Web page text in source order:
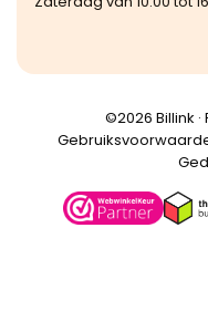
©️2026 Billink ·